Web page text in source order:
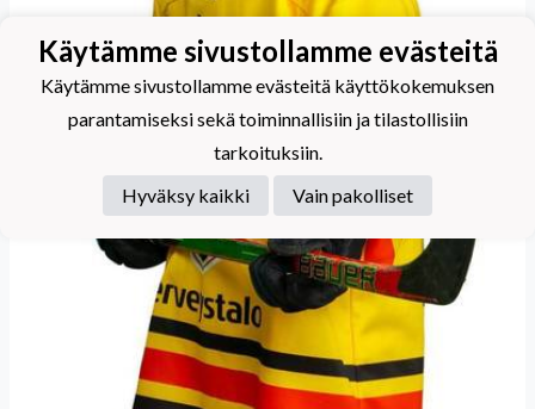
Käytämme sivustollamme evästeitä
Käytämme sivustollamme evästeitä käyttökokemuksen
parantamiseksi sekä toiminnallisiin ja tilastollisiin
tarkoituksiin.
Hyväksy kaikki
Vain pakolliset